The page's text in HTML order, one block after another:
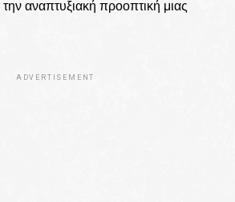
την αναπτυξιακή προοπτική μιας
ADVERTISEMENT